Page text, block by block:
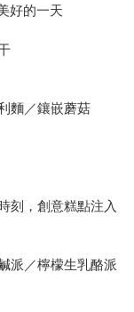
好的一天
麵／鑲嵌蘑菇
刻，創意糕點注入
派／檸檬生乳酪派